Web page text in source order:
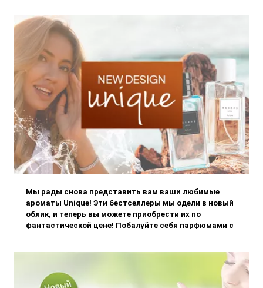
Мы рады снова представить вам ваши любимые
ароматы Unique! Эти бестселлеры мы одели в новый
облик, и теперь вы можете приобрести их по
фантастической цене! Побалуйте себя парфюмами с
элегантность и естественную красоту. Вы просто не
можете их пропустить!